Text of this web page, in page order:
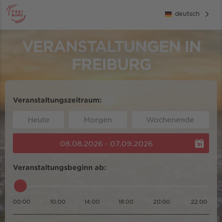
deutsch
VERANSTALTUNGEN IN
FREIBURG
Veranstaltungszeitraum:
Heute Morgen Wochenende
08.08.2026 - 07.09.2026
Veranstaltungsbeginn ab:
00:00 10:00 14:00 18:00 20:00 22:00